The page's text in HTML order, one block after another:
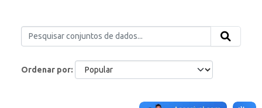
Ordenar por